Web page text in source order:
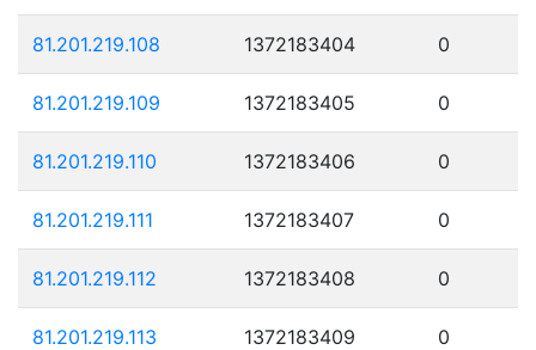
81.201.219.108 1372183404 0
81.201.219.109 1372183405 0
81.201.219.110 1372183406 0
81.201.219.111 1372183407 0
81.201.219.112 1372183408 0
81.201.219.113 1372183409 0